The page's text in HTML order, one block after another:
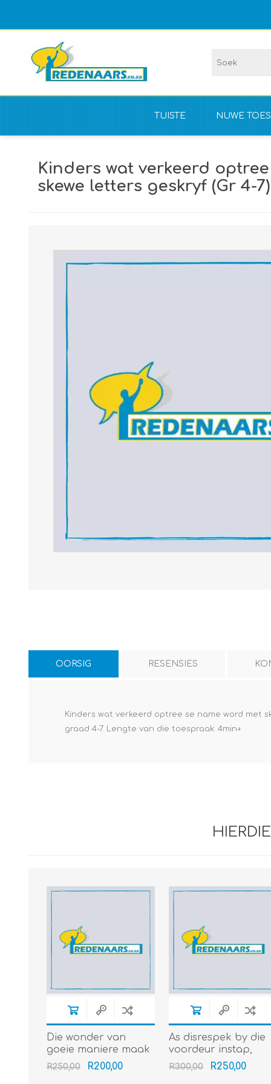
TUISTE NUWE
NIE vir
Kinders wat verkeerd
skewe letters geskryf (Gr 4-
OORSIG RESENSIES
Kinders wat verkeerd optree se name word met
graad 4-7. Lengte van die toespraak: 4min+
Die wonder van
goeie maniere maak
vir ons deure oop (Gr
4-7) (4min+)
R250,00 R200,00
As disrespek by die
voordeur instap,
stap liefde by die
agterdeur uit (Gr 8-12)
R300,00 R250,00